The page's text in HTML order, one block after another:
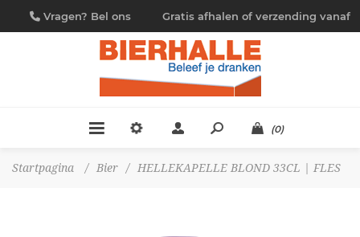
Vragen? Bel ons
09/230.88.44
Gratis afhalen of verzending vanaf
€ 4,95
(0)
Startpagina / Bier / HELLEKAPELLE BLOND 33CL | FLES